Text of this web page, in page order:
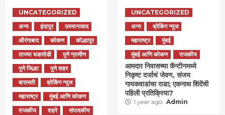
UNCATEGORIZED
अन्य
इंदापूर
उस्मानाबाद
औरंगाबाद
कोकण
कोल्हापूर
ताज्या घडामोडी
पुणे ग्रामीण
पुणे जिल्हा
पुणे शहर
बारामती
ब्रेकिंग न्युज
महाराष्ट्र
मुंबई आणि कोकण
राजकीय
शहरे
संपादकीय
UNCATEGORIZED
अन्य
ब्रेकिंग न्युज
महाराष्ट्र
मुंबई
मुंबई आणि कोकण
राजकीय
आमदार निवासच्या कॅन्टीनमध्ये
निकृष्ट दर्जाचं जेवण, संजय
गायकवाडांचा राडा; एकनाथ शिंदेंची
पहिली प्रतिक्रिया?
1 year ago Admin